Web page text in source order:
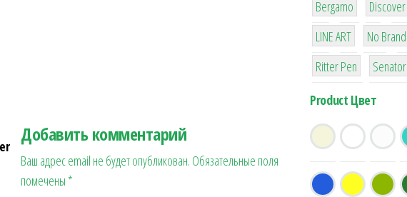
Добавить комментарий
Ваш адрес email не будет опубликован. Обязательные поля
помечены *
Bergamo Discover
4
LINE ART
90
No Brand
22
Ritter Pen
15
Senator
Product Цвет